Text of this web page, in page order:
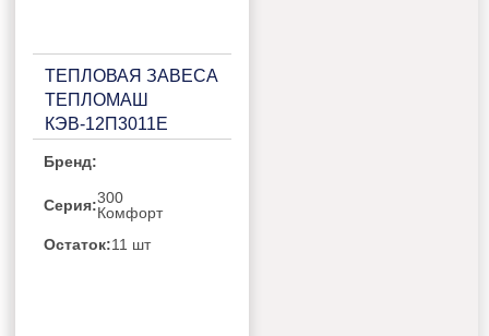
ТЕПЛОВАЯ ЗАВЕСА
ТЕПЛОМАШ
КЭВ-12П3011Е
Бренд:
Серия:300
Комфорт
Остаток:11 шт